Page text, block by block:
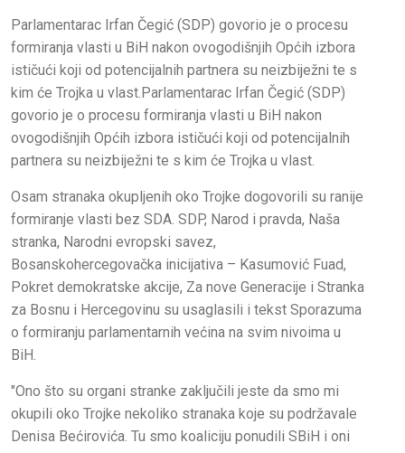
Parlamentarac Irfan Čegić (SDP) govorio je o procesu
formiranja vlasti u BiH nakon ovogodišnjih Općih izbora
ističući koji od potencijalnih partnera su neizbiježni te s
kim će Trojka u vlast.Parlamentarac Irfan Čegić (SDP)
govorio je o procesu formiranja vlasti u BiH nakon
ovogodišnjih Općih izbora ističući koji od potencijalnih
partnera su neizbiježni te s kim će Trojka u vlast.
Osam stranaka okupljenih oko Trojke dogovorili su ranije
formiranje vlasti bez SDA. SDP, Narod i pravda, Naša
stranka, Narodni evropski savez,
Bosanskohercegovačka inicijativa – Kasumović Fuad,
Pokret demokratske akcije, Za nove Generacije i Stranka
za Bosnu i Hercegovinu su usaglasili i tekst Sporazuma
o formiranju parlamentarnih većina na svim nivoima u
BiH.
"Ono što su organi stranke zaključili jeste da smo mi
okupili oko Trojke nekoliko stranaka koje su podržavale
Denisa Bećirovića. Tu smo koaliciju ponudili SBiH i oni